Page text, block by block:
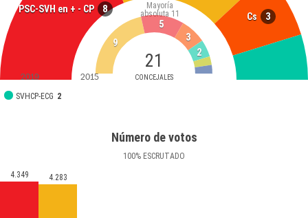
PSC-SVH en + - CP 8
Cs 3
21
CONCEJALES
Mayoría
absoluta 11
SVHCP-ECG 2
9
5
3
2
2019 2015
Número de votos
100% ESCRUTADO
4.349 4.283